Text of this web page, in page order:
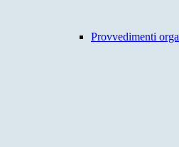
Provvedimenti